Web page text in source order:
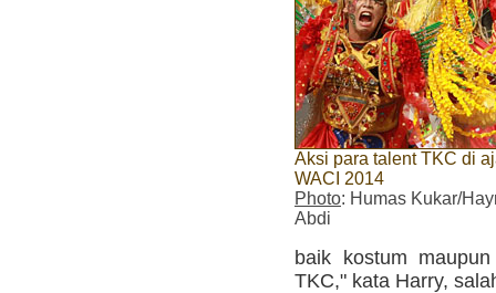
Aksi para talent TKC di
WACI 2014
Photo: Humas Kukar/
Abdi
baik kostum
TKC," kata Harry,